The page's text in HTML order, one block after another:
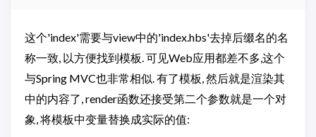
这个'index'需要与view中的'index.hbs'去掉后缀名的名
称一致, 以方便找到模板. 可见Web应用都差不多,这个
与Spring MVC也非常相似. 有了模板, 然后就是渲染其
中的内容了, render函数还接受第二个参数就是一个对
象, 将模板中变量替换成实际的值: